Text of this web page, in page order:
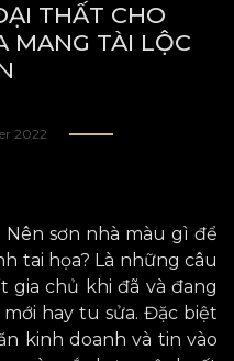
THẤT CHO
MANG TÀI LỘC
2022
sơn nhà màu gì để
tai họa? Là những câu
gia chủ khi đã và đang
hay tu sửa. Đặc biệt
kinh doanh và tin vào